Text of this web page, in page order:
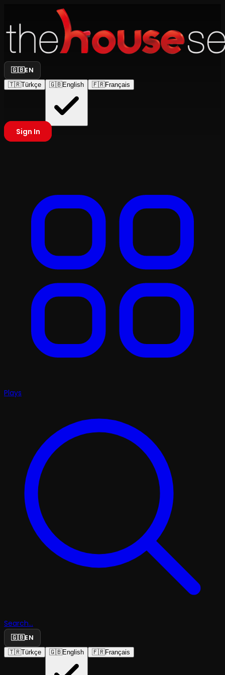
🇬🇧EN
🇹🇷Türkçe 🇬🇧English 🇫🇷Français
Sign In
Plays
Search...
🇬🇧EN
🇹🇷Türkçe 🇬🇧English 🇫🇷Français